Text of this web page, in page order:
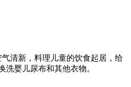
清新，料理儿童的饮食起居，给
洗婴儿尿布和其他衣物。